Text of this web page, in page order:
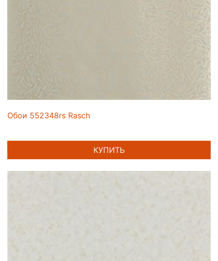
Обои 552348rs Rasch
КУПИТЬ